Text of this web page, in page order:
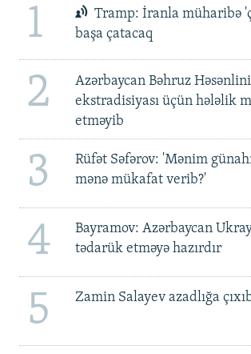
1
Tramp: İranla müharibə
başa çatacaq
2
Azərbaycan Bəhruz
ekstradisiyası üçün hələlik
etməyib
3
Rüfət Səfərov: 'Mənim
mənə mükafat verib?'
4
Bayramov: Azərbaycan
tədarük etməyə hazırdır
5 Zamin Salayev azadlığa